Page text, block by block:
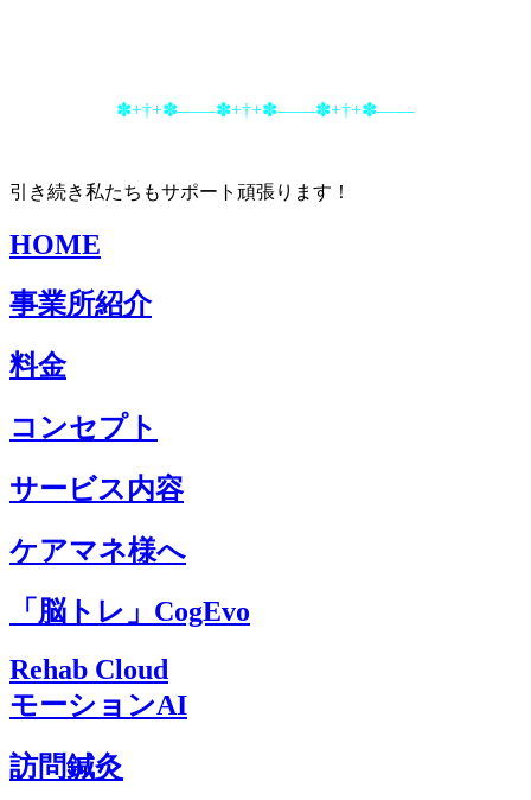
✽+†+✽――✽+†+✽――✽+†+✽――
引き続き私たちもサポート頑張ります！
HOME
事業所紹介
料金
コンセプト
サービス内容
ケアマネ様へ
「脳トレ」CogEvo
Rehab Cloud
モーションAI
訪問鍼灸